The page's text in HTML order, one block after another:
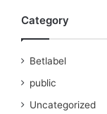
Category
Betlabel
public
Uncategorized